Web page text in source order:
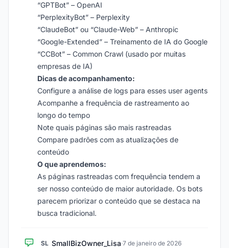
“GPTBot” – OpenAI
“PerplexityBot” – Perplexity
“ClaudeBot” ou “Claude-Web” – Anthropic
“Google-Extended” – Treinamento de IA do Google
“CCBot” – Common Crawl (usado por muitas
empresas de IA)
Dicas de acompanhamento:
Configure a análise de logs para esses user agents
Acompanhe a frequência de rastreamento ao
longo do tempo
Note quais páginas são mais rastreadas
Compare padrões com as atualizações de
conteúdo
O que aprendemos:
As páginas rastreadas com frequência tendem a
ser nosso conteúdo de maior autoridade. Os bots
parecem priorizar o conteúdo que se destaca na
busca tradicional.
SL SmallBizOwner_Lisa·7 de janeiro de 2026